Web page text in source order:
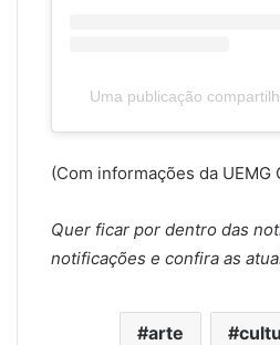
Uma publicação
(Com informações da UEMG
Quer ficar por dentro das
notificações e confira as
arte